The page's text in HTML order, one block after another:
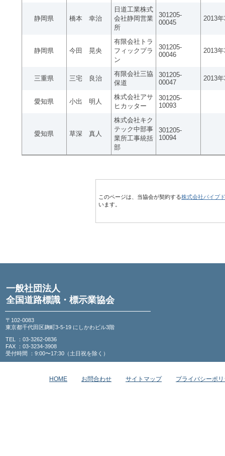
静岡県 橋本 幸治
日道工業株式
会社静岡営業
所
301205-
00045
2013
静岡県 今田 晃央
有限会社トラ
フィックプラ
ン
301205-
00046
2013
三重県 三宅 良治
有限会社三協
保道
301205-
00047
2013
愛知県 小出 明人
株式会社アサ
ヒカッター
301205-
10093
愛知県 草深 真人
株式会社キク
テック中部事
業所工事統括
部
301205-
10094
このページは、当協会が契約する株式会社パイプ
います。
一般社団法人
全国道路標識・標示業協会
〒102-0083
東京都千代田区麹町3-5-19 にしかわビル3階
TEL ：03-3262-0836
FAX ：03-3234-3908
受付時間 ：9:00〜17:30（土日祝を除く）
HOME お問合わせ サイトマップ プライバシーポ